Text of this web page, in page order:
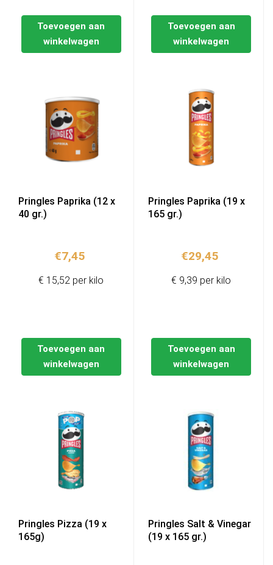
Toevoegen aan
winkelwagen
Toevoegen aan
winkelwagen
Pringles Paprika (12 x
40 gr.)
€7,45
Toevoegen aan
winkelwagen
€ 15,52 per kilo
Pringles Paprika (19 x
165 gr.)
€29,45
Toevoegen aan
winkelwagen
€ 9,39 per kilo
Pringles Pizza (19 x
165g)
Pringles Salt & Vinegar
(19 x 165 gr.)